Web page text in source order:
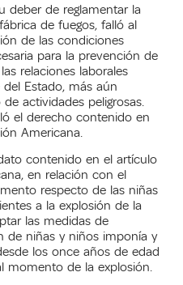
deber de reglamentar la
de fuegos, falló al
de las condiciones
para la prevención de
relaciones laborales
Estado, más aún
actividades peligrosas.
el derecho contenido en
Americana.
contenido en el artículo
en relación con el
respecto de las niñas
a la explosión de la
las medidas de
de niñas y niños imponía y
los once años de edad
momento de la explosión.